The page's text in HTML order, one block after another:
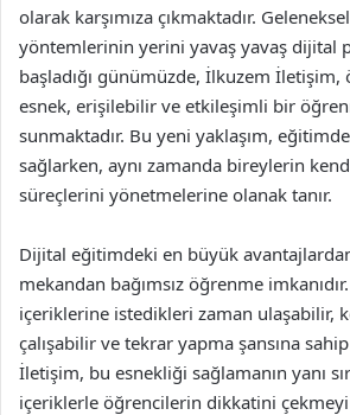
olarak karşımıza çıkmaktadır.
yöntemlerinin yerini yavaş yavaş dijital
başladığı günümüzde, İlkuzem İletişim,
esnek, erişilebilir ve etkileşimli bir
sunmaktadır. Bu yeni yaklaşım,
sağlarken, aynı zamanda bireylerin
süreçlerini yönetmelerine olanak tanır.
Dijital eğitimdeki en büyük
mekandan bağımsız öğrenme
içeriklerine istedikleri zaman ulaşabilir,
çalışabilir ve tekrar yapma şansına
İletişim, bu esnekliği sağlamanın yanı
içeriklerle öğrencilerin dikkatini